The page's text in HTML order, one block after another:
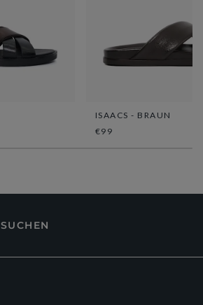
ISAACS - BRAUN
€99